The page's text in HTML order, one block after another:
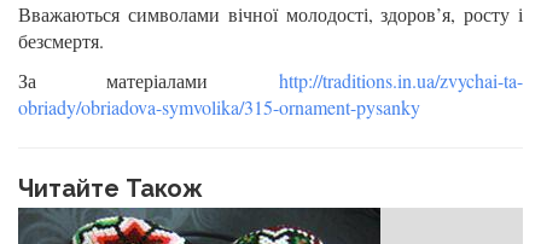
Вважаються символами вічної молодості, здоров’я, росту і
безсмертя.
За матеріалами http://traditions.in.ua/zvychai-ta-
obriady/obriadova-symvolika/315-ornament-pysanky
Читайте Також